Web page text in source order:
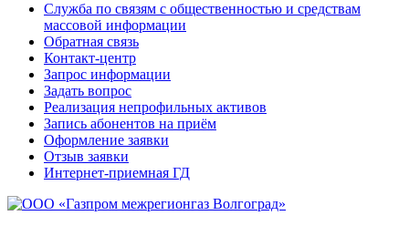
Служба по связям с общественностью и средствам
массовой информации
Обратная связь
Контакт-центр
Запрос информации
Задать вопрос
Реализация непрофильных активов
Запись абонентов на приём
Оформление заявки
Отзыв заявки
Интернет-приемная ГД